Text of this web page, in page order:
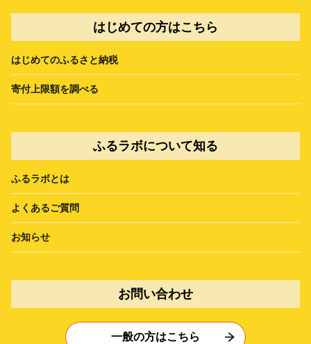
はじめての方はこちら
はじめてのふるさと納税
寄付上限額を調べる
ふるラボについて知る
ふるラボとは
よくあるご質問
お知らせ
お問い合わせ
一般の方はこちら